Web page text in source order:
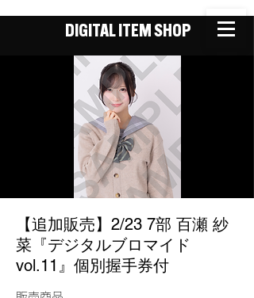
DIGITAL ITEM SHOP
【追加販売】2/23 7部 百瀬 紗
菜『デジタルブロマイド
vol.11』個別握手券付